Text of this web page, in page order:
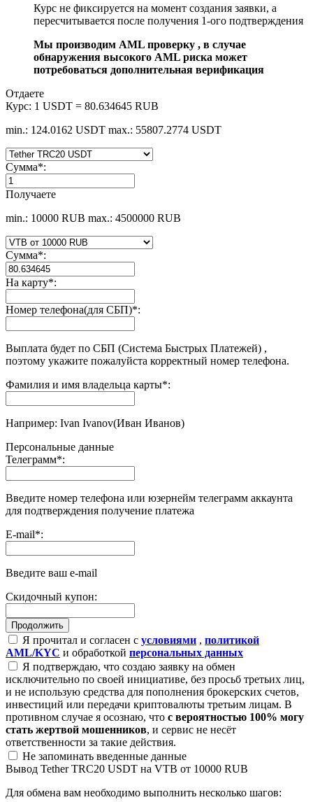
Курс не фиксируется на момент создания заявки, а
пересчитывается после получения 1-ого подтверждения
Мы производим AML проверку , в случае
обнаружения высокого AML риска может
потребоваться дополнительная верификация
Отдаете
Курс: 1 USDT = 80.634645 RUB
min.: 124.0162 USDT max.: 55807.2774 USDT
Сумма*:
Получаете
min.: 10000 RUB max.: 4500000 RUB
Сумма*:
На карту*:
Номер телефона(для СБП)*:
Выплата будет по СБП (Система Быстрых Платежей) ,
поэтому укажите пожалуйста корректный номер телефона.
Фамилия и имя владельца карты*:
Например: Ivan Ivanov(Иван Иванов)
Персональные данные
Телеграмм*:
Введите номер телефона или юзернейм телеграмм аккаунта
для подтверждения получение платежа
E-mail*:
Введите ваш e-mail
Скидочный купон:
Я прочитал и согласен с условиями , политикой
AML/KYC и обработкой персональных данных
Я подтверждаю, что создаю заявку на обмен
исключительно по своей инициативе, без просьб третьих лиц,
и не использую средства для пополнения брокерских счетов,
инвестиций или передачи криптовалюты третьим лицам. В
противном случае я осознаю, что с вероятностью 100% могу
стать жертвой мошенников, и сервис не несёт
ответственности за такие действия.
Не запоминать введенные данные
Вывод Tether TRC20 USDT на VTB от 10000 RUB
Для обмена вам необходимо выполнить несколько шагов: